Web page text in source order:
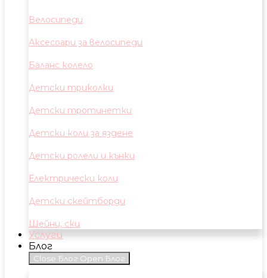
Велосипеди
Аксесоари за велосипеди
Баланс колело
Детски триколки
Детски тротинетки
Детски коли за яздене
Детски ролели и кънки
Електрически коли
Детски скейтборди
Шейни, ски
Услуги
Блог
Close Блог Open Блог